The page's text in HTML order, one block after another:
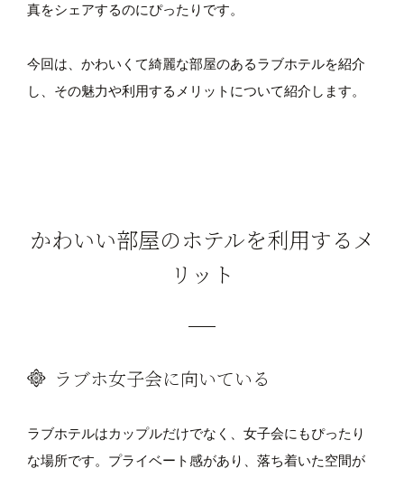
真をシェアするのにぴったりです。
今回は、かわいくて綺麗な部屋のあるラブホテルを紹介
し、その魅力や利用するメリットについて紹介します。
かわいい部屋のホテルを利用するメ
リット
ラブホ女子会に向いている
ラブホテルはカップルだけでなく、女子会にもぴったり
な場所です。プライベート感があり、落ち着いた空間が